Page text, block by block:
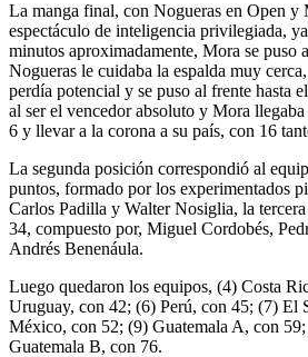
La manga final, con Nogueras en Open
espectáculo de inteligencia privilegiada,
minutos aproximadamente, Mora se puso
Nogueras le cuidaba la espalda muy
perdía potencial y se puso al frente hasta
al ser el vencedor absoluto y Mora
6 y llevar a la corona a su país, con 16
La segunda posición correspondió al
puntos, formado por los experimentados
Carlos Padilla y Walter Nosiglia, la
34, compuesto por, Miguel Cordobés,
Andrés Benenáula.
Luego quedaron los equipos, (4) Costa
Uruguay, con 42; (6) Perú, con 45; (7) El
México, con 52; (9) Guatemala A, con
Guatemala B, con 76.